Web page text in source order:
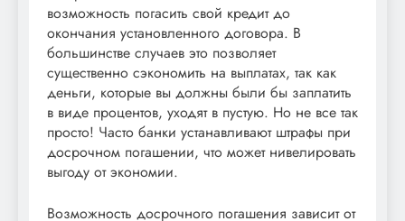
возможность погасить свой кредит до
окончания установленного договора. В
большинстве случаев это позволяет
существенно сэкономить на выплатах, так как
деньги, которые вы должны были бы заплатить
в виде процентов, уходят в пустую. Но не все так
просто! Часто банки устанавливают штрафы при
досрочном погашении, что может нивелировать
выгоду от экономии.
Возможность досрочного погашения зависит от